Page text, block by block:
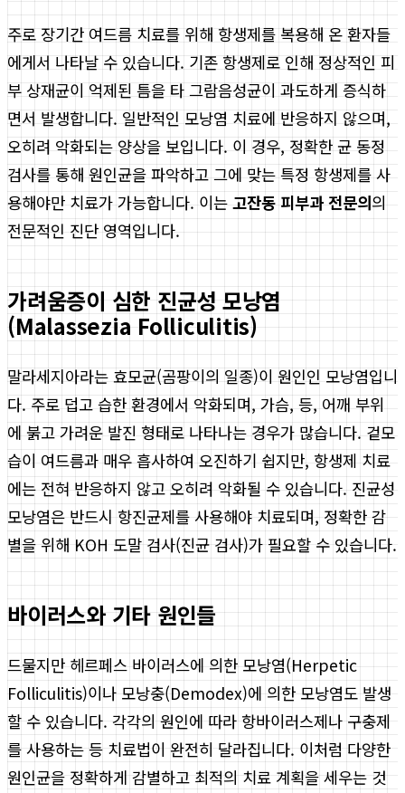
주로 장기간 여드름 치료를 위해 항생제를 복용해 온 환자들
에게서 나타날 수 있습니다. 기존 항생제로 인해 정상적인 피
부 상재균이 억제된 틈을 타 그람음성균이 과도하게 증식하
면서 발생합니다. 일반적인 모낭염 치료에 반응하지 않으며,
오히려 악화되는 양상을 보입니다. 이 경우, 정확한 균 동정
검사를 통해 원인균을 파악하고 그에 맞는 특정 항생제를 사
용해야만 치료가 가능합니다. 이는 고잔동 피부과 전문의의
전문적인 진단 영역입니다.
가려움증이 심한 진균성 모낭염
(Malassezia Folliculitis)
말라세지아라는 효모균(곰팡이의 일종)이 원인인 모낭염입니
다. 주로 덥고 습한 환경에서 악화되며, 가슴, 등, 어깨 부위
에 붉고 가려운 발진 형태로 나타나는 경우가 많습니다. 겉모
습이 여드름과 매우 흡사하여 오진하기 쉽지만, 항생제 치료
에는 전혀 반응하지 않고 오히려 악화될 수 있습니다. 진균성
모낭염은 반드시 항진균제를 사용해야 치료되며, 정확한 감
별을 위해 KOH 도말 검사(진균 검사)가 필요할 수 있습니다.
바이러스와 기타 원인들
드물지만 헤르페스 바이러스에 의한 모낭염(Herpetic
Folliculitis)이나 모낭충(Demodex)에 의한 모낭염도 발생
할 수 있습니다. 각각의 원인에 따라 항바이러스제나 구충제
를 사용하는 등 치료법이 완전히 달라집니다. 이처럼 다양한
원인균을 정확하게 감별하고 최적의 치료 계획을 세우는 것